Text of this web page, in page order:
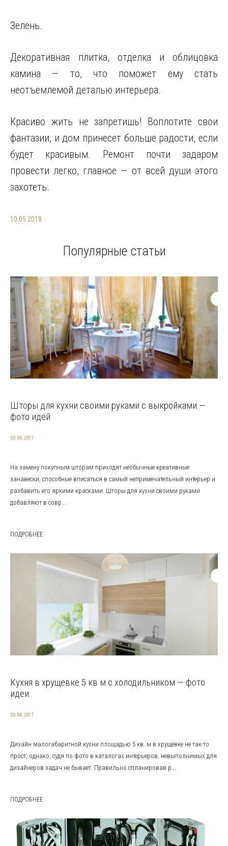
Зелень.
Декоративная плитка, отделка и облицовка
камина — то, что поможет ему стать
неотъемлемой деталью интерьера.
Красиво жить не запретишь! Воплотите свои
фантазии, и дом принесет больше радости, если
будет красивым. Ремонт почти задаром
провести легко, главное — от всей души этого
захотеть.
10.05.2018
Популярные статьи
Шторы для кухни своими руками с выкройками —
фото идей
03.04.2017
На замену покупным шторам приходят необычные креативные
занавески, способные вписаться в самый непримечательный интерьер и
разбавить его яркими красками. Шторы для кухни своими руками
добавляют в совр...
ПОДРОБНЕЕ
Кухня в хрущевке 5 кв м с холодильником — фото
идеи
03.04.2017
Дизайн малогабаритной кухни площадью 5 кв. м в хрущёвке не так-то
прост, однако, судя по фото в каталогах интерьеров, невыполнимых для
дизайнеров задач не бывает. Правильно спланировав р...
ПОДРОБНЕЕ